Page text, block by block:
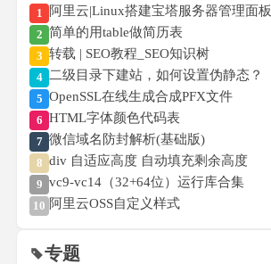
1 阿里云|Linux搭建宝塔服务器管理面板
2 简单的用table做简历表
3 转载 | SEO教程_SEO知识树
4 二级目录下建站，如何设置伪静态？
5 OpenSSL在线生成合成PFX文件
6 HTML字体颜色代码表
7 微信域名防封解析(基础版)
8 div 自适应高度 自动填充剩余高度
9 vc9-vc14（32+64位）运行库合集
10 阿里云OSS自定义样式
专题